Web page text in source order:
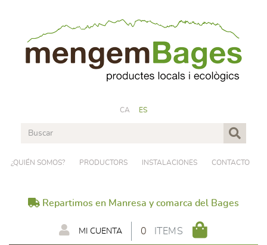
CA ES
¿QUIÉN SOMOS? PRODUCTORS INSTALACIONES CONTACTO
Repartimos en Manresa y comarca del Bages
0 ITEMS
MI CUENTA